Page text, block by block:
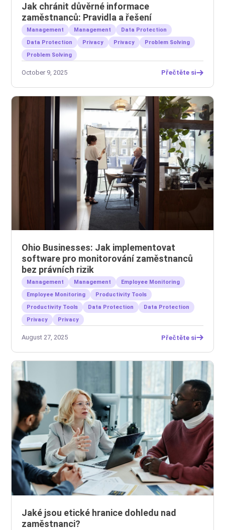
Jak chránit důvěrné informace
zaměstnanců: Pravidla a řešení
Management Management
Data Protection
Data Protection
Privacy Privacy
Problem Solving
Problem Solving
October 9, 2025 Přečtěte si
Ohio Businesses: Jak implementovat
software pro monitorování zaměstnanců
bez právních rizik
Management Management
Employee Monitoring
Employee Monitoring
Productivity Tools
Productivity Tools
Data Protection
Data Protection
Privacy
Privacy
August 27, 2025 Přečtěte si
Jaké jsou etické hranice dohledu nad
zaměstnanci?